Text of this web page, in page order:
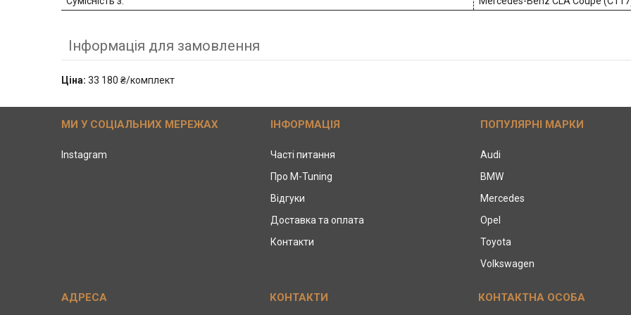
Інформація для замовлення
Ціна: 33 180 ₴/комплект
МИ У СОЦІАЛЬНИХ МЕРЕЖАХ
Instagram
ІНФОРМАЦІЯ
Часті питання
Про M-Tuning
Відгуки
Доставка та оплата
Контакти
ПОПУЛЯРНІ МАРКИ
Audi
BMW
Mercedes
Opel
Toyota
Volkswagen